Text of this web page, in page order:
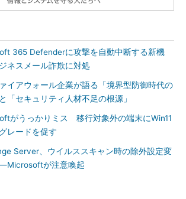
365 Defenderに攻撃を自動中断する新機
ネスメール詐欺に対処
イアウォール企業が語る「境界型防御時代の
「セキュリティ人材不足の根源」
がうっかりミス 移行対象外の端末にWin11
レードを促す
Server、ウイルススキャン時の除外設定変
が注意喚起